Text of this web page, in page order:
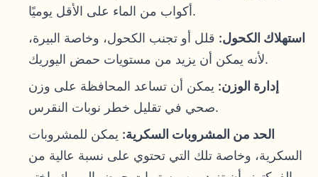
أكواب من الماء على الأقل يوميًا.
استهلاك الكحول: قلل أو تجنب الكحول، وخاصة البيرة،
لأنه يمكن أن يزيد من مستويات حمض اليوريك.
إدارة الوزن: يمكن أن تساعد المحافظة على وزن
صحي في تقليل خطر نوبات النقرس.
الحد من المشروبات السكرية: يمكن للمشروبات
السكرية، وخاصة تلك التي تحتوي على نسبة عالية من